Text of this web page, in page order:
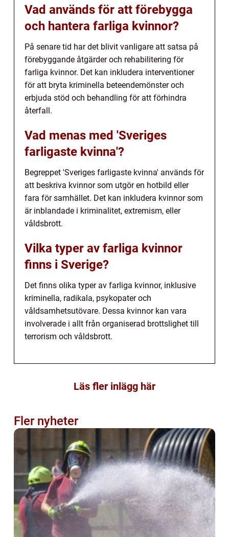
Vad används för att förebygga
och hantera farliga kvinnor?
På senare tid har det blivit vanligare att satsa på
förebyggande åtgärder och rehabilitering för
farliga kvinnor. Det kan inkludera interventioner
för att bryta kriminella beteendemönster och
erbjuda stöd och behandling för att förhindra
återfall.
Vad menas med 'Sveriges
farligaste kvinna'?
Begreppet 'Sveriges farligaste kvinna' används för
att beskriva kvinnor som utgör en hotbild eller
fara för samhället. Det kan inkludera kvinnor som
är inblandade i kriminalitet, extremism, eller
våldsbrott.
Vilka typer av farliga kvinnor
finns i Sverige?
Det finns olika typer av farliga kvinnor, inklusive
kriminella, radikala, psykopater och
våldsamhetsutövare. Dessa kvinnor kan vara
involverade i allt från organiserad brottslighet till
terrorism och våldsbrott.
Läs fler inlägg här
Fler nyheter